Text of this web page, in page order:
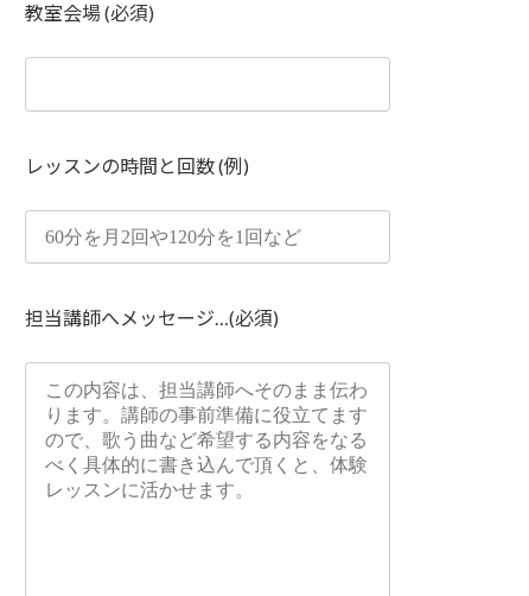
教室会場 (必須)
レッスンの時間と回数 (例)
担当講師へメッセージ…(必須)